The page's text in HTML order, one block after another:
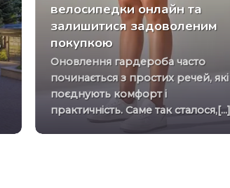
велосипедки онлайн та
залишитися задоволеним
покупкою
Оновлення гардероба часто
починається з простих речей, які
поєднують комфорт і
практичність. Саме так сталося,[...]